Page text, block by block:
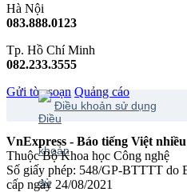
Hà Nội
083.888.0123
Tp. Hồ Chí Minh
082.233.3555
Gửi tòa soạn Quảng cáo
Điều khoản sử dụng
VnExpress - Báo tiếng Việt
Thuộc Bộ Khoa học Công nghệ
Số giấy phép: 548/GP-BTTTT do
cấp ngày 24/08/2021